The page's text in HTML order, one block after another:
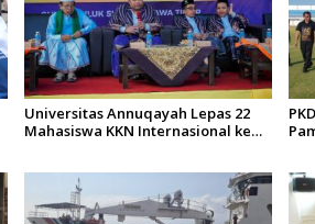
Universitas Annuqayah Lepas 22
Mahasiswa KKN Internasional ke